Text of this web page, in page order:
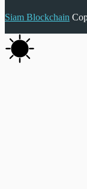
Siam Blockchain